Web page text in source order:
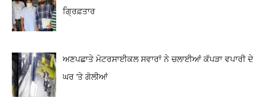
ਗ੍ਰਿਫ਼ਤਾਰ
ਅਣਪਛਾਤੇ ਮੋਟਰਸਾਈਕਲ ਸਵਾਰਾਂ ਨੇ ਚਲਾਈਆਂ ਕੱਪੜਾ ਵਪਾਰੀ ਦੇ
ਘਰ ‘ਤੇ ਗੋਲੀਆਂ